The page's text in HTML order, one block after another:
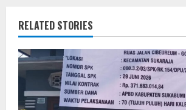
RELATED STORIES